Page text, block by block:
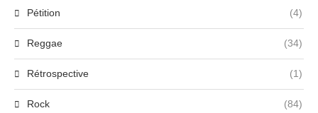
Pétition (4)
Reggae (34)
Rétrospective (1)
Rock (84)